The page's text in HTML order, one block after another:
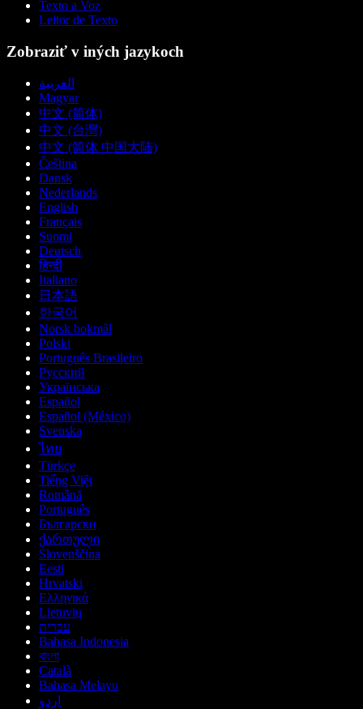
Texto a Voz
Leitor de Texto
Zobraziť v iných jazykoch
العربية
Magyar
中文 (简体)
中文 (台灣)
中文 (简体 中国大陆)
Čeština
Dansk
Nederlands
English
Français
Suomi
Deutsch
हिन्दी
Italiano
日本語
한국어
Norsk bokmål
Polski
Português Brasileiro
Русский
Українська
Español
Español (México)
Svenska
ไทย
Türkçe
Tiếng Việt
Română
Português
Български
ქართული
Slovenščina
Eesti
Hrvatski
Ελληνικά
Lietuvių
עברית
Bahasa Indonesia
বাংলা
Català
Bahasa Melayu
اردو